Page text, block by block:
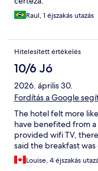
Raul, 1 éjszakás utazás
Hitelesített értékelés
10/6 Jó
2026. április 30.
Fordítás a Google
The hotel felt more
have benefited from
provided wifi TV,
said the breakfast
Louise, 4 éjszakás